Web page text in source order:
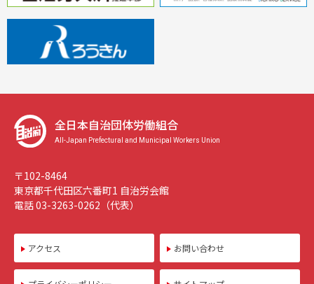
全日本自治団体労働組合
All-Japan Prefectural and Municipal Workers Union
〒102-8464
東京都千代田区六番町1 自治労会館
電話 03-3263-0262（代表）
アクセス お問い合わせ